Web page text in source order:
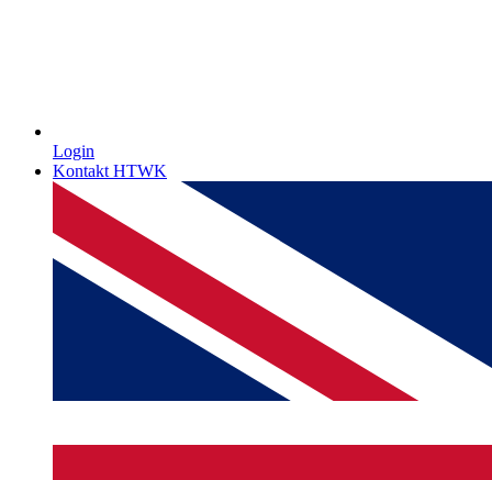
Login
Kontakt HTWK